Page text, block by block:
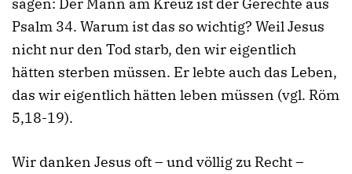
sagen: Der Mann am Kreuz ist der Gerechte aus
Psalm 34. Warum ist das so wichtig? Weil Jesus
nicht nur den Tod starb, den wir eigentlich
hätten sterben müssen. Er lebte auch das Leben,
das wir eigentlich hätten leben müssen (vgl. Röm
5,18-19).
Wir danken Jesus oft – und völlig zu Recht –